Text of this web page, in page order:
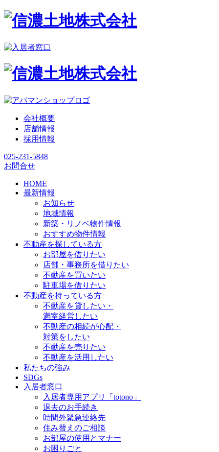
会社概要
店舗情報
採用情報
025-231-5848
お問合せ
HOME
最新情報
お知らせ
地域情報
新築・リノベ物件情報
おすすめ物件情報
不動産を探している方
お部屋を借りたい
店舗・事務所を借りたい
不動産を買いたい
駐車場を借りたい
不動産を持っている方
不動産を貸したい・
満室経営したい
不動産の相続が心配・
対策をしたい
不動産を売りたい
不動産を活用したい
私たちの強み
SDGs
入居者窓口
入居者専用アプリ「totono」
退去のお手続き
時間外緊急連絡先
住み替えのご相談
お部屋の使用とマナー
お困りごと